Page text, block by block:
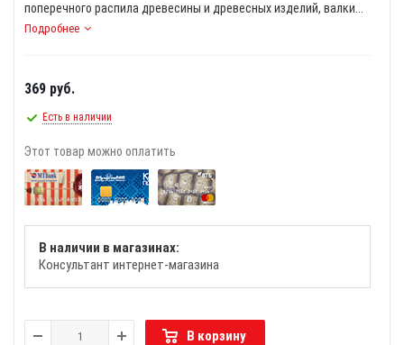
поперечного распила древесины и древесных изделий, валки...
Подробнее
369 руб.
Есть в наличии
Этот товар можно оплатить
В наличии в магазинах:
Консультант интернет-магазина
В корзину